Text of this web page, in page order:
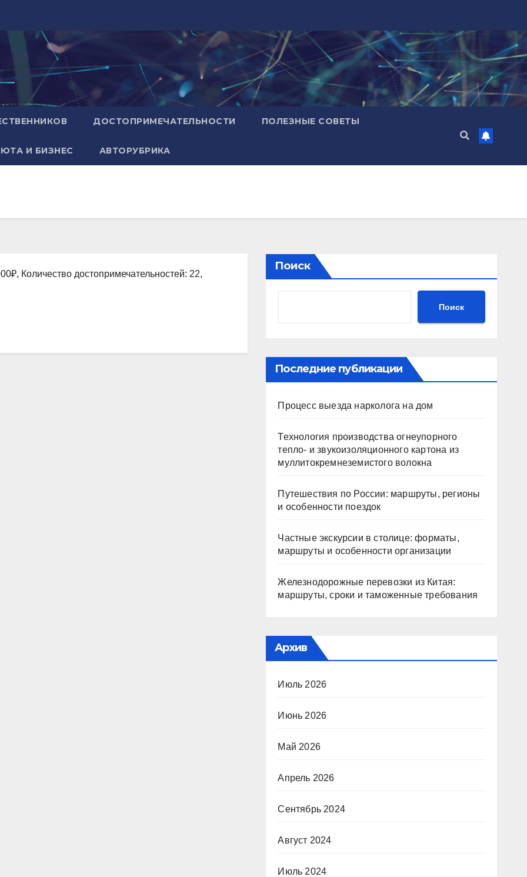
ДОСТОПРИМЕЧАТЕЛЬНОСТИ ПОЛЕЗНЫЕ СОВЕТЫ
И БИЗНЕС АВТОРУБРИКА
Количество достопримечательностей: 22,
Поиск
Поиск
Последние публикации
Процесс выезда нарколога на дом
Технология производства огнеупорного
тепло- и звукоизоляционного картона из
муллитокремнеземистого волокна
Путешествия по России: маршруты, регионы
и особенности поездок
Частные экскурсии в столице: форматы,
маршруты и особенности организации
Железнодорожные перевозки из Китая:
маршруты, сроки и таможенные требования
Архив
Июль 2026
Июнь 2026
Май 2026
Апрель 2026
Сентябрь 2024
Август 2024
Июль 2024